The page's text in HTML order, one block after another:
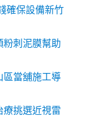
確保設備新竹
刺泥膜幫助
區當舖施工導
療挑選近視雷